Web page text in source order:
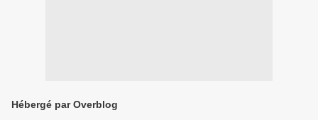
Hébergé par Overblog